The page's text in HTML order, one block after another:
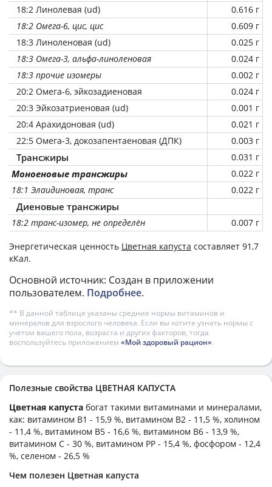
18:2 Линолевая (ud)
0.616 г
18:2 Омега-6, цис, цис
0.609 г
18:3 Линоленовая (ud)
0.025 г
18:3 Омега-3, альфа-линоленовая
0.024 г
18:3 прочие изомеры
0.002 г
20:2 Омега-6, эйкозадиеновая
0.024 г
20:3 Эйкозатриеновая (ud)
0.001 г
20:4 Арахидоновая (ud)
0.021 г
22:5 Омега-3, докозапентаеновая (ДПК)
0.003 г
Трансжиры 0.031 г
Моноеновые трансжиры
0.022 г
18:1 Элаидиновая, транс
0.022 г
Диеновые трансжиры
18:2 транс-изомер, не определён 0.007 г
Энергетическая ценность Цветная капуста составляет 91,7
кКал.
Основной источник: Создан в приложении
пользователем. Подробнее.
** В данной таблице указаны средние нормы витаминов и
минералов для взрослого человека. Если вы хотите узнать нормы с
учетом вашего пола, возраста и других факторов, тогда
воспользуйтесь приложением «Мой здоровый рацион».
Полезные свойства ЦВЕТНАЯ КАПУСТА
Цветная капуста богат такими витаминами и минералами,
как: витамином B1 - 15,9 %, витамином B2 - 11,5 %, холином
- 11,4 %, витамином B5 - 16,6 %, витамином B6 - 13,9 %,
витамином C - 30 %, витамином PP - 15,4 %, фосфором - 12,4
%, селеном - 26,5 %
Чем полезен Цветная капуста